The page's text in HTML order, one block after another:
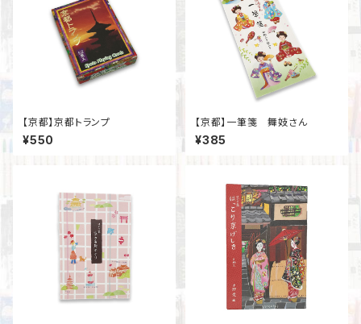
【京都】京都トランプ
¥550
【京都】一筆箋 舞妓さん
¥385